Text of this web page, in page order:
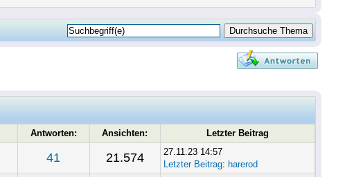
Antworten: Ansichten: Letzter Beitrag
41 21.574
27.11.23 14:57
Letzter Beitrag: harerod